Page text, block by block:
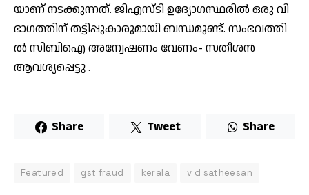
യാ​ണ് ന​ട​ക്കു​ന്ന​ത്. ജി​എ​സ്ടി ഉ​ദ്യോ​ഗ​സ്ഥ​രി​ൽ ഒ​രു വി​
ഭാ​ഗ​ത്തി​ന് ത​ട്ടി​പ്പു​കാ​രു​മാ​യി ബ​ന്ധ​മു​ണ്ട്. സം​ഭ​വ​ത്തി​
ൽ സി​ബി​ഐ അ​ന്വേ​ഷ​ണം വേ​ണം- സ​തീ​ശ​ൻ
ആവശ്യപ്പെട്ടു .
Share Tweet Share
Featured gst fraud kerala v d satheesan